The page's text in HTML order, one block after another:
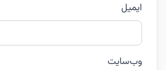
ایمیل
وب‌سایت